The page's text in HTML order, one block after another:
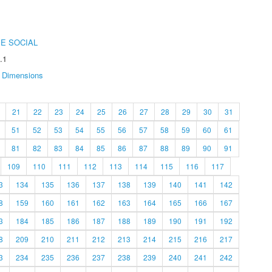
SOCIAL
Dimensions
21 22 23 24 25 26 27 28 29 30
31
51
52 53 54 55 56 57 58 59 60
61
81
82 83 84 85 86 87 88 89 90
91
109
110 111 112 113 114 115 116
117
134 135 136 137 138 139 140 141
142
159 160 161 162 163 164 165 166
167
184 185 186 187 188 189 190 191
192
209 210 211 212 213 214 215 216
217
234 235 236 237 238 239 240 241
242